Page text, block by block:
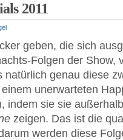
2011
geben, die sich
Folgen der Show,
natürlich genau diese
unerwarteten
indem sie sie
zeigen. Das ist die
werden diese